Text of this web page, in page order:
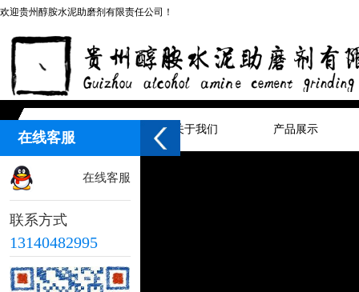
欢迎贵州醇胺水泥助磨剂有限责任公司！
网站首页 关于我们 产品展示
在线客服
在线客服
联系方式
13140482995